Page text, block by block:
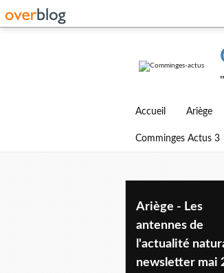
Accueil Ariège
Comminges Actus 3
Ariège - Les
antennes de
l'actualité
newsletter mai